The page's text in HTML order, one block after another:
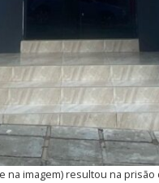
na imagem) resultou na